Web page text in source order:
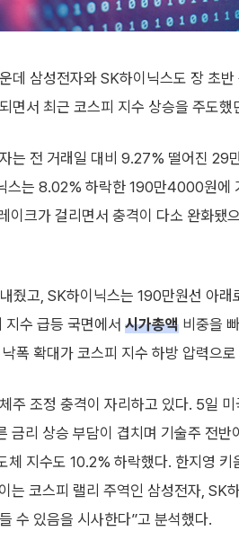
데 삼성전자와 SK하이닉스도 장 초
면서 최근 코스피 지수 상승을 주도
는 전 거래일 대비 9.27% 떨어진 29
스는 8.02% 하락한 190만4000원에
이크가 걸리면서 충격이 다소 완화됐
줬고, SK하이닉스는 190만원선 아래
수 급등 국면에서 시가총액 비중을
폭 확대가 코스피 지수 하방 압력으
주 조정 충격이 자리하고 있다. 5일
금리 상승 부담이 겹치며 기술주 전
체 지수도 10.2% 하락했다. 한지영
는 코스피 랠리 주역인 삼성전자,
수 있음을 시사한다”고 분석했다.